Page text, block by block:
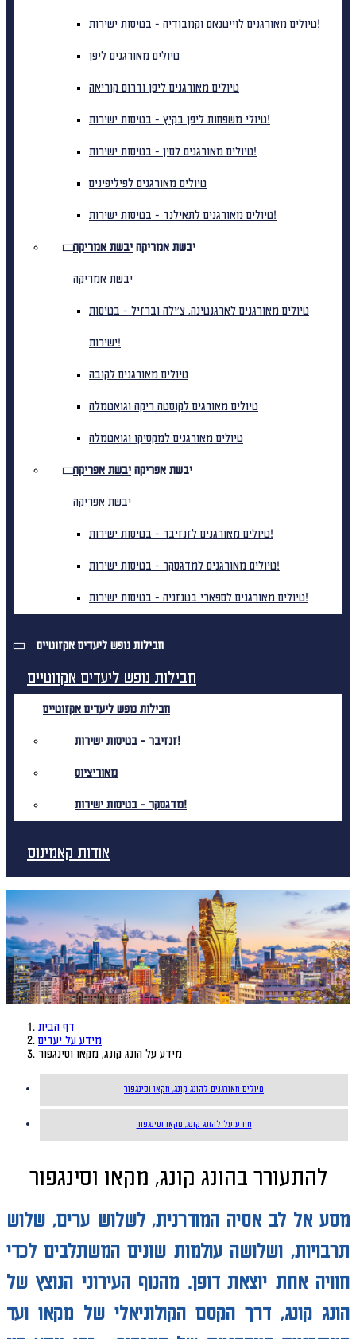
טיולים מאורגנים לוייטנאם וקמבודיה - בטיסות ישירות!
טיולים מאורגנים ליפן
טיולים מאורגנים ליפן ודרום קוריאה
טיולי משפחות ליפן בקיץ - בטיסות ישירות!
טיולים מאורגנים לסין - בטיסות ישירות!
טיולים מאורגנים לפיליפינים
טיולים מאורגנים לתאילנד - בטיסות ישירות!
יבשת אמריקה יבשת אמריקה
יבשת אמריקה
טיולים מאורגנים לארגנטינה, צ'ילה וברזיל - בטיסות
ישירות!
טיולים מאורגנים לקובה
טיולים מאורגים לקוסטה ריקה וגואטמלה
טיולים מאורגנים למקסיקו וגואטמלה
יבשת אפריקה יבשת אפריקה
יבשת אפריקה
טיולים מאורגנים לזנזיבר - בטיסות ישירות!
טיולים מאורגנים למדגסקר - בטיסות ישירות!
טיולים מאורגנים לספארי בטנזניה - בטיסות ישירות!
חבילות נופש ליעדים אקזוטיים
חבילות נופש ליעדים אקזוטיים
חבילות נופש ליעדים אקזוטיים
זנזיבר - בטיסות ישירות!
מאוריציוס
מדגסקר - בטיסות ישירות!
אודות קאמינוס
דף הבית
מידע על יעדים
מידע על הונג קונג, מקאו וסינגפור
טיולים מאורגנים להונג קונג, מקאו וסינגפור
מידע על להונג קונג, מקאו וסינגפור
להתעורר בהונג קונג, מקאו וסינגפור
מסע אל לב אסיה המודרנית, לשלוש ערים, שלוש
תרבויות, ושלושה עולמות שונים המשתלבים לכדי
חוויה אחת יוצאת דופן. מהנוף העירוני הנוצץ של
הונג קונג, דרך הקסם הקולוניאלי של מקאו ועד